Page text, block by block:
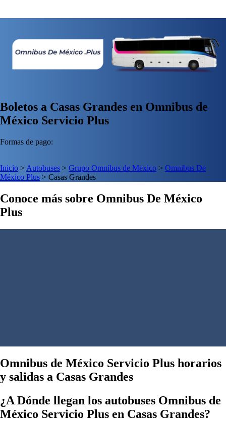
Boletos a Casas Grandes en Omnibus de
México Servicio Plus
Formas de pago:
Inicio > Autobuses > Grupo Omnibus de Mexico > Omnibus De
México Plus > Casas Grandes
Conoce más sobre Omnibus De México
Plus
Omnibus de México Servicio Plus horarios
y salidas a Casas Grandes
¿A Dónde llegan los autobuses Omnibus de
México Servicio Plus en Casas Grandes?